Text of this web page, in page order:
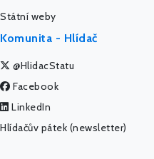
Státní weby
Komunita - Hlídač
@HlidacStatu
Facebook
LinkedIn
Hlídačův pátek (newsletter)